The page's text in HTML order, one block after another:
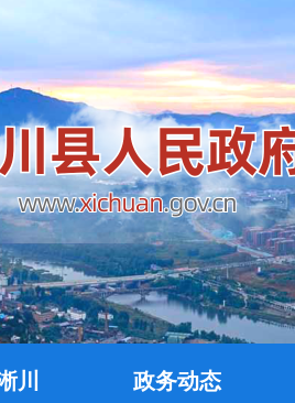
川 政务动态